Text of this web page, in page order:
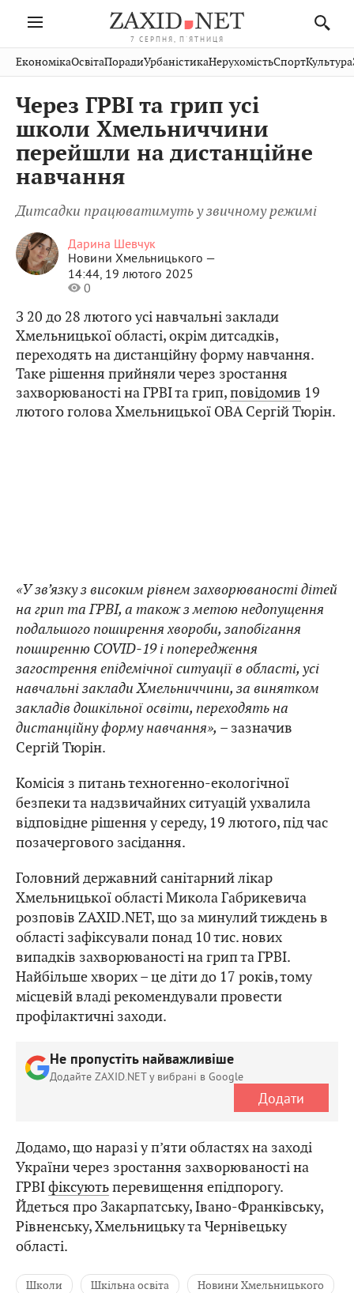
7 СЕРПНЯ, П'ЯТНИЦЯ
Івано-
Франківськ
Тернопіль
Волинь
Закарпаття
Рівне
Чернівці
Шептицький
Стрий
Хмельницький
Публікації
Авто СловкоКультура
Кіно Дім Спорт
ФотоОсвітаНерухомість
тварини
ЕкономікаОсвітаПорадиУрбаністикаНерухомістьСпортКультура
Через ГРВІ та грип усі
школи Хмельниччини
перейшли на дистанційне
навчання
Дитсадки працюватимуть у звичному режимі
Дарина Шевчук
Новини Хмельницького —
14:44, 19 лютого 2025
0
З 20 до 28 лютого усі навчальні заклади
Хмельницької області, окрім дитсадків,
переходять на дистанційну форму навчання.
Таке рішення прийняли через зростання
захворюваності на ГРВІ та грип,повідомив 19
лютого голова Хмельницької ОВА Сергій Тюрін.
«У зв’язку з високим рівнем захворюваності дітей
на грип та ГРВІ, а також з метою недопущення
подальшого поширення хвороби, запобігання
поширенню COVID-19 і попередження
загострення епідемічної ситуації в області, усі
навчальні заклади Хмельниччини, за винятком
закладів дошкільної освіти, переходять на
дистанційну форму навчання», – зазначив
Сергій Тюрін.
Комісія з питань техногенно-екологічної
безпеки та надзвичайних ситуацій ухвалила
відповідне рішення у середу, 19 лютого, під час
позачергового засідання.
Головний державний санітарний лікар
Хмельницької області Микола Габрикевича
розповів ZAXID.NET, що за минулий тиждень в
області зафіксували понад 10 тис. нових
випадків захворюваності на грип та ГРВІ.
Найбільше хворих – це діти до 17 років, тому
місцевій владі рекомендували провести
профілактичні заходи.
Не пропустіть найважливіше
Додайте ZAXID.NET у вибрані в Google
Додати
Додамо, що наразіу п’яти областях на заході
України через зростання захворюваності на
ГРВІфіксуютьперевищення епідпорогу.
Йдеться про Закарпатську, Івано-Франківську,
Рівненську, Хмельницьку та Чернівецьку
області.
Школи Шкільна освіта Новини Хмельницького